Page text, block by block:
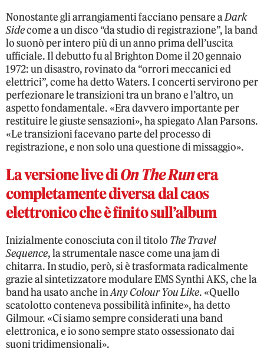
Nonostante gli arrangiamenti facciano pensare aDark
Sidecome a un disco “da studio di registrazione”, la band
lo suonò per intero più di un anno prima dell’uscita
ufficiale. Il debutto fu al Brighton Dome il 20 gennaio
1972: un disastro, rovinato da “orrori meccanici ed
elettrici”, come ha detto Waters. I concerti servirono per
perfezionare le transizioni tra un brano e l’altro, un
aspetto fondamentale. «Era davvero importante per
restituire le giuste sensazioni», ha spiegato Alan Parsons.
«Le transizioni facevano parte del processo di
registrazione, e non solo una questione di missaggio».
La versione live diOn The Runera
completamente diversa dal caos
elettronico che è finito sull’album
Inizialmente conosciuta con il titolo The Travel
Sequence, la strumentale nasce come una jam di
chitarra. In studio, però, si è trasformata radicalmente
grazie al sintetizzatore modulare EMS Synthi AKS, che la
band ha usato anche inAny Colour You Like. «Quello
scatolotto conteneva possibilità infinite», ha detto
Gilmour. «Ci siamo sempre considerati una band
elettronica, e io sono sempre stato ossessionato dai
suoni tridimensionali».